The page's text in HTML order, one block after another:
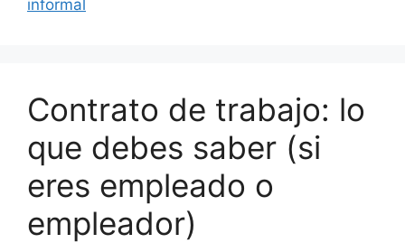
informal
Contrato de trabajo: lo
que debes saber (si
eres empleado o
empleador)